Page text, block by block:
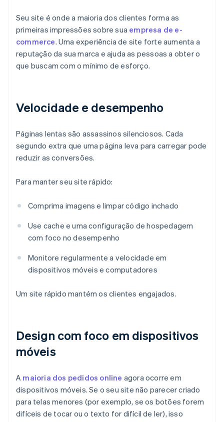
Seu site é onde a maioria dos clientes forma as
primeiras impressões sobre sua empresa de e-
commerce. Uma experiência de site forte aumenta a
reputação da sua marca e ajuda as pessoas a obter o
que buscam com o mínimo de esforço.
Velocidade e desempenho
Páginas lentas são assassinos silenciosos. Cada
segundo extra que uma página leva para carregar pode
reduzir as conversões.
Para manter seu site rápido:
Comprima imagens e limpar código inchado
Use cache e uma configuração de hospedagem
com foco no desempenho
Monitore regularmente a velocidade em
dispositivos móveis e computadores
Um site rápido mantém os clientes engajados.
Design com foco em dispositivos
móveis
A maioria dos pedidos online agora ocorre em
dispositivos móveis. Se o seu site não parecer criado
para telas menores (por exemplo, se os botões forem
difíceis de tocar ou o texto for difícil de ler), isso